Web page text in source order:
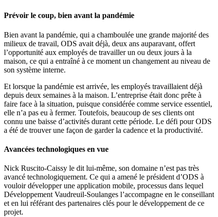
Prévoir le coup, bien avant la pandémie
Bien avant la pandémie, qui a chamboulée une grande majorité des
milieux de travail, ODS avait déjà, deux ans auparavant, offert
l’opportunité aux employés de travailler un ou deux jours à la
maison, ce qui a entraîné à ce moment un changement au niveau de
son système interne.
Et lorsque la pandémie est arrivée, les employés travaillaient déjà
depuis deux semaines à la maison. L’entreprise était donc prête à
faire face à la situation, puisque considérée comme service essentiel,
elle n’a pas eu à fermer. Toutefois, beaucoup de ses clients ont
connu une baisse d’activités durant cette période. Le défi pour ODS
a été de trouver une façon de garder la cadence et la productivité.
Avancées technologiques en vue
Nick Ruscito-Caissy le dit lui-même, son domaine n’est pas très
avancé technologiquement. Ce qui a amené le président d’ODS à
vouloir développer une application mobile, processus dans lequel
Développement Vaudreuil-Soulanges l’accompagne en le conseillant
et en lui référant des partenaires clés pour le développement de ce
projet.